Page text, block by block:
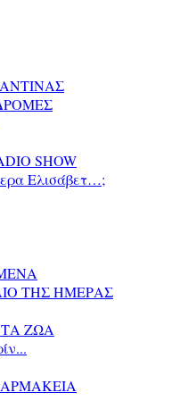
SHOW
Ελισάβετ…;
ΤΗΣ ΗΜΕΡΑΣ
ΤΑ ΖΩΑ